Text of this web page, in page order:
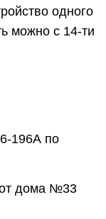
одного
можно с 14-ти
196А по
дома №33